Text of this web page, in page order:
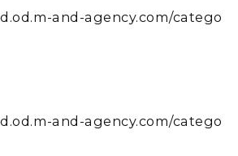
and-agency.com/catego
and-agency.com/catego